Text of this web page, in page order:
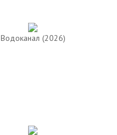
Водоканал (2026)